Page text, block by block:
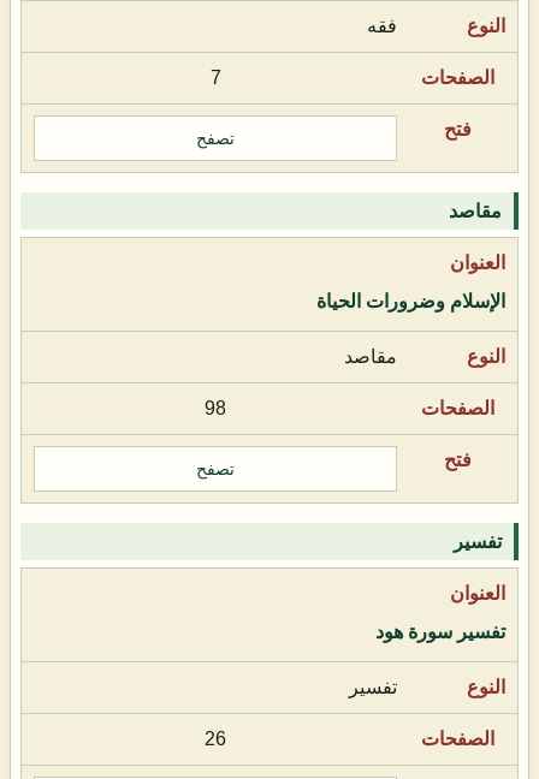
فقه
7
تصفح
مقاصد
الإسلام وضرورات الحياة
مقاصد
98
تصفح
تفسير
تفسير سورة هود
تفسير
26